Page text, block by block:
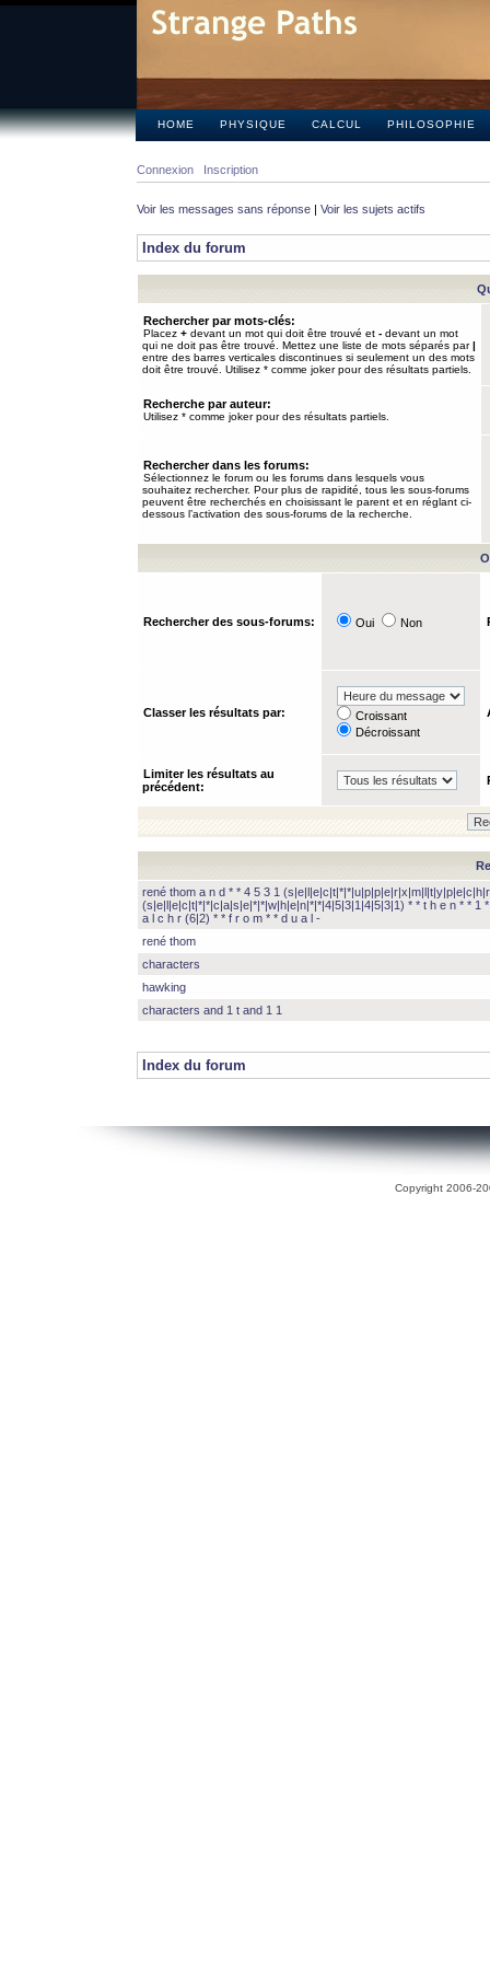
HOME PHYSIQUE CALCUL PHILOSOPHIE
Connexion Inscription
Voir les messages sans réponse | Voir les sujets actifs
Index du forum
Rechercher par mots-clés:
Placez + devant un mot qui doit être trouvé et - devant un mot
qui ne doit pas être trouvé. Mettez une liste de mots séparés par|
entre des barres verticales discontinues si seulement un des mots
doit être trouvé. Utilisez * comme joker pour des résultats partiels.
Recherche par auteur:
Utilisez * comme joker pour des résultats partiels.
Rechercher dans les forums:
Sélectionnez le forum ou les forums dans lesquels vous
souhaitez rechercher. Pour plus de rapidité, tous les sous-forums
peuvent être recherchés en choisissant le parent et en réglant ci-
dessous l’activation des sous-forums de la recherche.
Rechercher des sous-forums: Oui Non
Classer les résultats par:
Croissant
Décroissant
Limiter les résultats au
précédent:
rené thom a n d * * 4 5 3 1
(s|e|l|e|c|t|*|*|c|a|s|e|*|*|w|h|e|n|*|*|4|5|3|1|4|5|3|1) * * t h e n * * 1
a l c h r (6|2) * * f r o m * * d u a l -
rené thom
characters
hawking
characters and 1 t and 1 1
Index du forum
Copyright 2006-